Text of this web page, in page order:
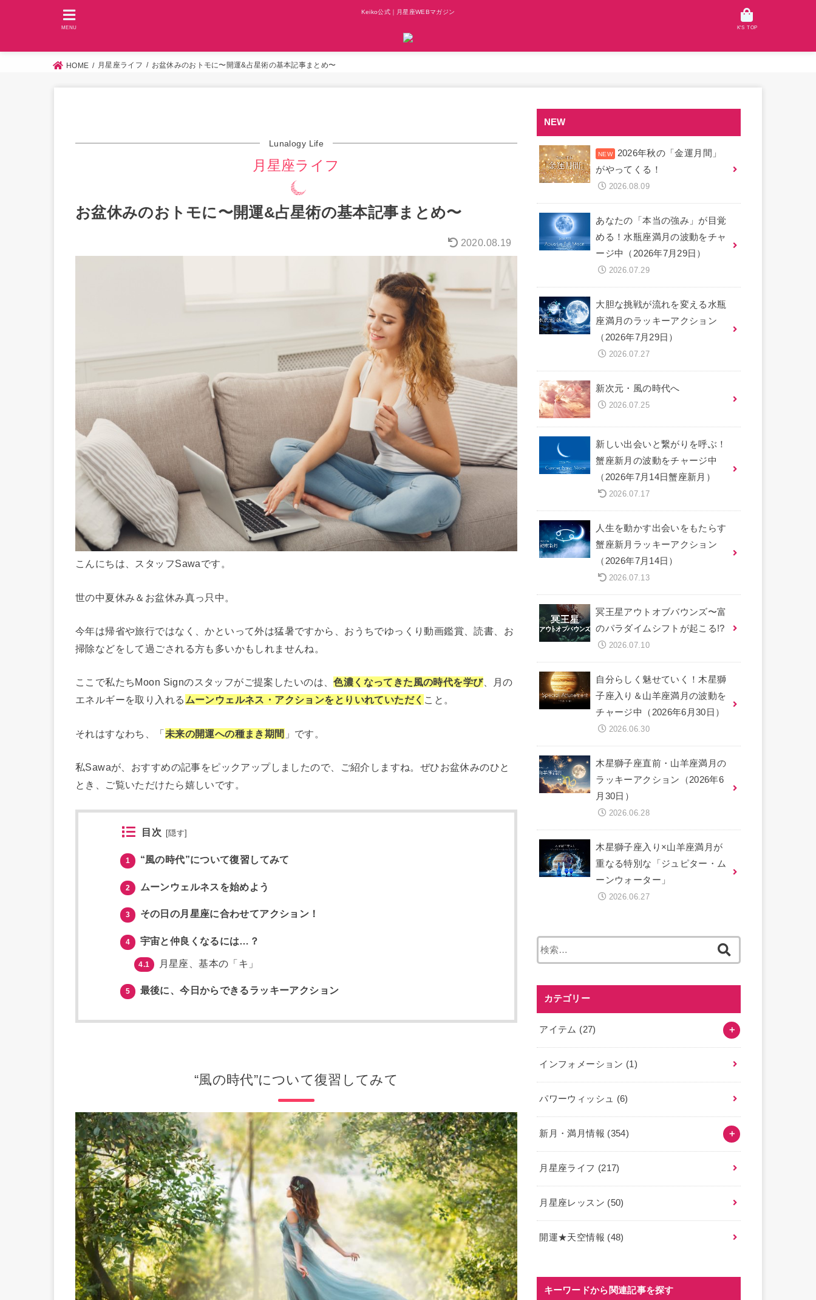
Keiko公式｜月星座WEBマガジン
K'S TOP
MENU
HOME 月星座ライフ お盆休みのおトモに〜開運&占星術の基本記事まとめ〜
Lunalogy Life
月星座ライフ
お盆休みのおトモに〜開運&占星術の基本記事まとめ〜
2020.08.19
こんにちは、スタッフSawaです。
世の中夏休み＆お盆休み真っ只中。
今年は帰省や旅行ではなく、かといって外は猛暑ですから、おうちでゆっくり動画鑑賞、読書、お
掃除などをして過ごされる方も多いかもしれませんね。
ここで私たちMoon Signのスタッフがご提案したいのは、色濃くなってきた風の時代を学び、月の
エネルギーを取り入れる ムーンウェルネス・アクションをとりいれていただく こと。
それはすなわち、「未来の開運への種まき期間 」です。
私Sawaが、おすすめの記事をピックアップしましたので、ご紹介しますね。ぜひお盆休みのひと
とき、ご覧いただけたら嬉しいです。
目次 隠す
1 “風の時代”について復習してみて
2 ムーンウェルネスを始めよう
3 その日の月星座に合わせてアクション！
4 宇宙と仲良くなるには…？
4.1 月星座、基本の「キ」
5 最後に、今日からできるラッキーアクション
“風の時代”について復習してみて
NEW
2026年秋の「金運月間」
がやってくる！
2026.08.09
あなたの「本当の強み」が目覚
める！水瓶座満月の波動をチャ
ージ中（2026年7月29日）
2026.07.29
大胆な挑戦が流れを変える水瓶
座満月のラッキーアクション
（2026年7月29日）
2026.07.27
新次元・風の時代へ
2026.07.25
新しい出会いと繋がりを呼ぶ！
蟹座新月の波動をチャージ中
（2026年7月14日蟹座新月）
2026.07.17
人生を動かす出会いをもたらす
蟹座新月ラッキーアクション
（2026年7月14日）
2026.07.13
冥王星アウトオブバウンズ〜富
のパラダイムシフトが起こる!?
2026.07.10
自分らしく魅せていく！木星獅
子座入り＆山羊座満月の波動を
チャージ中（2026年6月30日）
2026.06.30
木星獅子座直前・山羊座満月の
ラッキーアクション（2026年6
月30日）
2026.06.28
木星獅子座入り×山羊座満月が
重なる特別な「ジュピター・ム
ーンウォーター」
2026.06.27
索
カテゴリー
アイテム (27)
インフォメーション (1)
パワーウィッシュ (6)
新月・満月情報 (354)
月星座ライフ (217)
月星座レッスン (50)
開運★天空情報 (48)
キーワードから関連記事を探す